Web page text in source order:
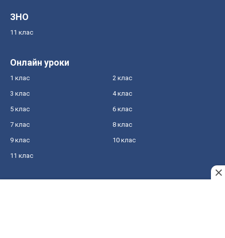
ЗНО
11 клас
Онлайн уроки
1 клас 2 клас
3 клас 4 клас
5 клас 6 клас
7 клас 8 клас
9 клас 10 клас
11 клас